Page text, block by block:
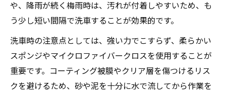
や、降雨が続く梅雨時は、汚れが付着しやすいため、も
う少し短い間隔で洗車することが効果的です。
洗車時の注意点としては、強い力でこすらず、柔らかい
スポンジやマイクロファイバークロスを使用することが
重要です。コーティング被膜やクリア層を傷つけるリス
クを避けるため、砂や泥を十分に水で流してから作業を